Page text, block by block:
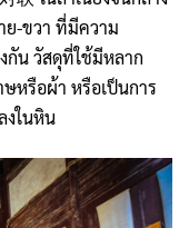
-ขวา ที่มีความ
กัน วัสดุที่ใช้มีหลาก
หรือผ้า หรือเป็นการ
งในหิน